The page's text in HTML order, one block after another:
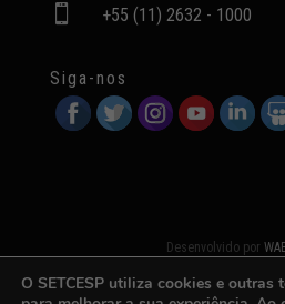
 +55 (11) 2632 - 1000
Siga-nos
Desenvolvido por
O SETCESP utiliza cookies e outras